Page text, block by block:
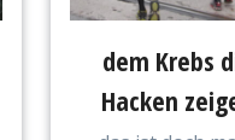
dem Krebs
Hacken